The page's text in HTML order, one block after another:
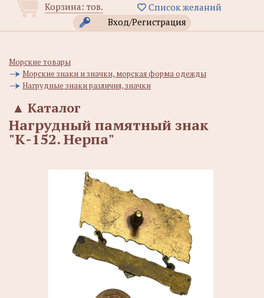
Корзина: тов.
Список желаний
Вход/Регистрация
Морские товары
Морские знаки и значки, морская форма одежды
Нагрудные знаки различия, значки
Каталог
▲
Нагрудный памятный знак
"К-152. Нерпа"